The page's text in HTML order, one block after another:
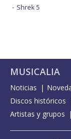
Shrek 5
MUSICALIA
Noticias
Discos históricos
Artistas y grupos